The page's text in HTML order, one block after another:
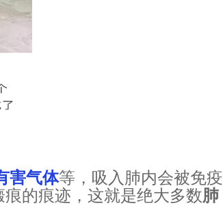
害气体等，吸入肺内会被免疫
的痕迹，这就是绝大多数肺